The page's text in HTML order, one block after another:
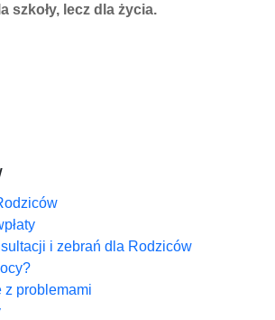
szkoły, lecz dla życia.
i zebrań dla Rodziców
z problemami